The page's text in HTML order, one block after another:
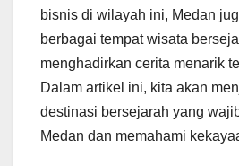
bisnis di wilayah ini, Medan
berbagai tempat wisata
menghadirkan cerita menarik
Dalam artikel ini, kita akan
destinasi bersejarah yang
Medan dan memahami